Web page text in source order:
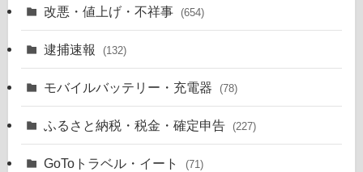
改悪・値上げ・不祥事 (654)
逮捕速報 (132)
モバイルバッテリー・充電器 (78)
ふるさと納税・税金・確定申告 (227)
GoToトラベル・イート (71)